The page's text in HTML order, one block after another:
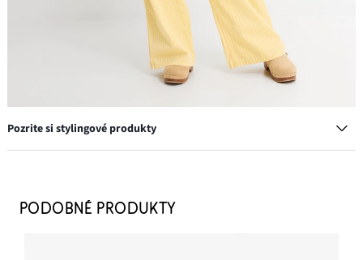
Pozrite si stylingové produkty
11,99 €
PODOBNÉ PRODUKTY